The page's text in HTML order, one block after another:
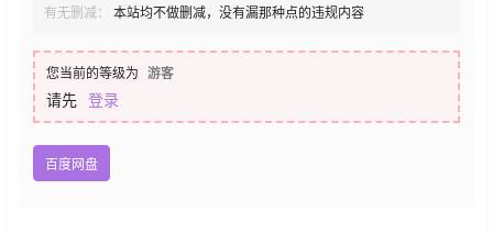
有无删减：
本站均不做删减，没有漏那种点的违规内容
您当前的等级为 游客
请先 登录
百度网盘